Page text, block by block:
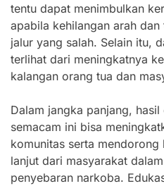
tentu dapat menimbulkan
apabila kehilangan arah
jalur yang salah. Selain itu,
terlihat dari meningkatnya
kalangan orang tua dan
Dalam jangka panjang,
semacam ini bisa
komunitas serta
lanjut dari masyarakat
penyebaran narkoba.